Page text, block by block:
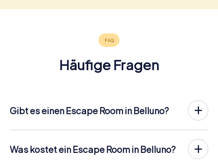
Häufige Fragen
Gibt es einen Escape Room in Belluno?
Escape Game in der Innenstadt von Bellunozu spielen!
Anders als bei einem klassischen Escape Room, bei dem
die Spieler in einen kleinen Raum eingesperrt werden,
Was kostet ein Escape Room in Belluno?
Ein Indoor Escape Room kostet für gewöhnlich pauschal